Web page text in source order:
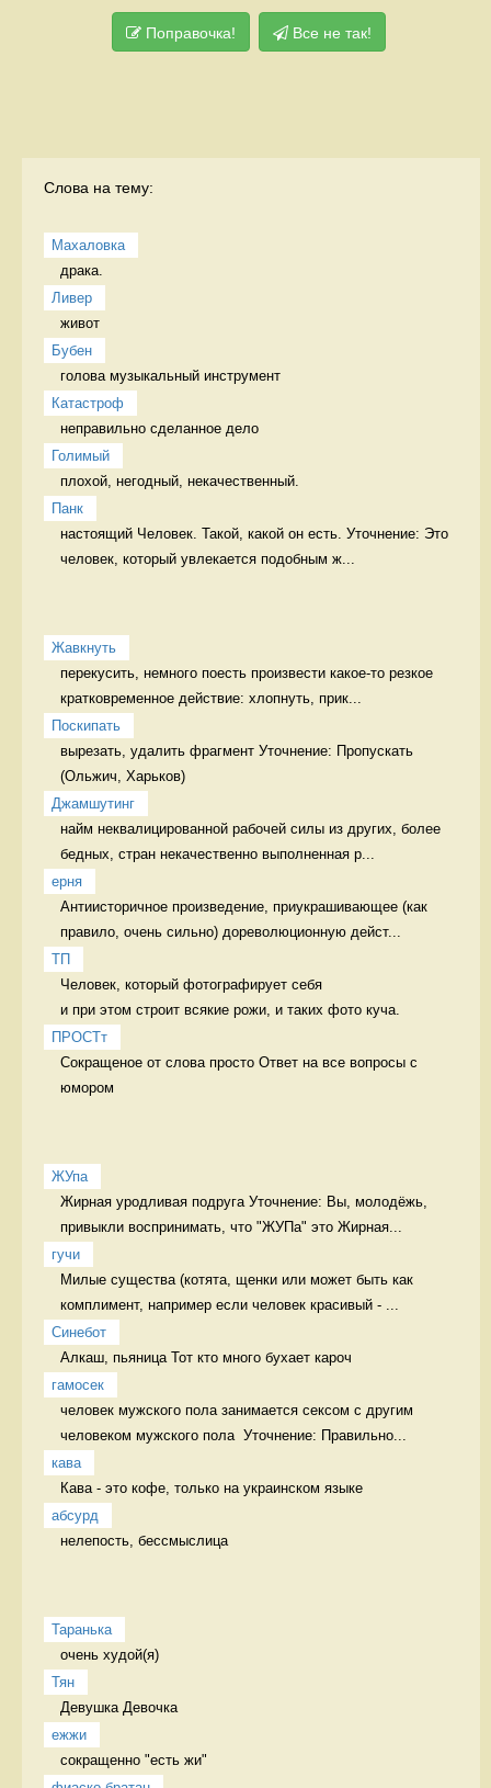
Поправочка! Все не так!
Слова на тему:
Махаловка
драка.
Ливер
живот
Бубен
голова музыкальный инструмент
Катастроф
неправильно сделанное дело
Голимый
плохой, негодный, некачественный.
Панк
настоящий Человек. Такой, какой он есть. Уточнение: Это
человек, который увлекается подобным ж...
Жавкнуть
перекусить, немного поесть произвести какое-то резкое
кратковременное действие: хлопнуть, прик...
Поскипать
вырезать, удалить фрагмент Уточнение: Пропускать
Джамшутинг
найм неквалицированной рабочей силы из других, более
бедных, стран некачественно выполненная р...
ерня
Антиисторичное произведение, приукрашивающее (как
правило, очень сильно) дореволюционную дейст...
ТП
Человек, который фотографирует себя
и при этом строит всякие рожи, и таких фото куча.
ПРОСТт
Сокращеное от слова просто Ответ на все вопросы с
юмором
ЖУпа
Жирная уродливая подруга Уточнение: Вы, молодёжь,
привыкли воспринимать, что "ЖУПа" это Жирная...
гучи
Милые существа (котята, щенки или может быть как
комплимент, например если человек красивый - ...
Синебот
Алкаш, пьяница Тот кто много бухает кароч
гамосек
человек мужского пола занимается сексом с другим
человеком мужского пола  Уточнение: Правильно...
кава
Кава - это кофе, только на украинском языке
абсурд
нелепость, бессмыслица
Таранька
очень худой(я)
Тян
Девушка Девочка
ежжи
сокращенно "есть жи"